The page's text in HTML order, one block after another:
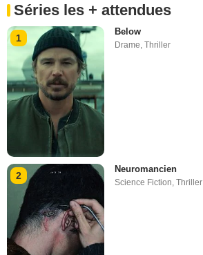
Séries les + attendues
1
Below
Drame,Thriller
2
Neuromancien
Science Fiction ,Thriller